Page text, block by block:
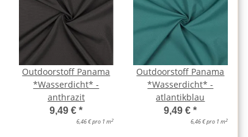
Outdoorstoff Panama
*Wasserdicht* -
anthrazit
9,49 €*
6,46 € pro 1 m2
Outdoorstoff Panama
*Wasserdicht* -
atlantikblau
9,49 €*
6,46 € pro 1 m2